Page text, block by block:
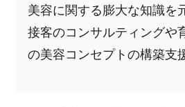
美容に関する膨大な知識を
接客のコンサルティングや
の美容コンセプトの構築支